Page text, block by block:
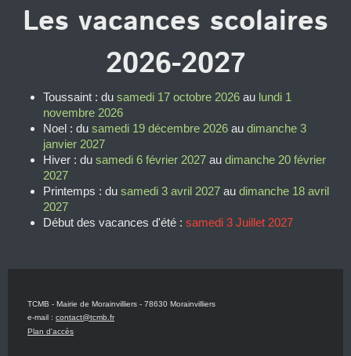
Les vacances scolaires
2026-2027
Toussaint : du samedi 17 octobre 2026 au lundi 1
novembre 2026
Noel : du samedi 19 décembre 2026 au dimanche 3
janvier 2027
Hiver : du samedi 6 février 2027 au dimanche 20 février
2027
Printemps : du samedi 3 avril 2027 au dimanche 18 avril
2027
Début des vacances d'été : samedi 3 Juillet 2027
TCMB - Mairie de Morainvilliers - 78630 Morainvilliers
e-mail : contact@tcmb.fr
Plan d'accès